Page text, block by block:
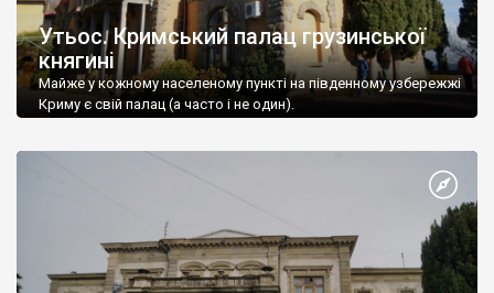
Утьос. Кримський палац грузинської
княгині
Майже у кожному населеному пункті на південному узбережжі
Криму є свій палац (а часто і не один).